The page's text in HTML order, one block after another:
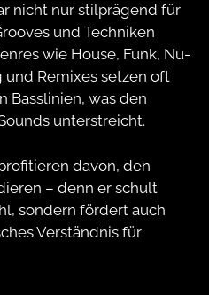
nicht nur stilprägend für
und Techniken
wie House, Funk, Nu-
und Remixes setzen oft
Basslinien, was den
unterstreicht.
davon, den
– denn er schult
sondern fördert auch
Verständnis für